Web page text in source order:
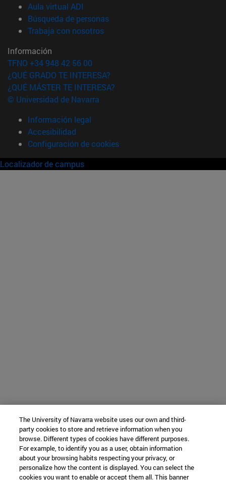
Aula virtual ADI
Búsqueda de personas(abre en nueva ventana)
Trabaja con nosotros(abre en nueva ventana)
Información
TFNO +34 948 42 56 00
¿QUÉ GRADO TE INTERESA?
¿QUÉ MÁSTER TE INTERESA?
© Universidad de Navarra
Información legal
Accesibilidad
Configuración de cookies
Localizador de campus
The University of Navarra website uses our own and third-
party cookies to store and retrieve information when you
browse. Different types of cookies have different purposes.
For example, to identify you as a user, obtain information
about your browsing habits respecting your privacy, or
personalize how the content is displayed. You can select the
cookies you want to enable or accept them all. This banner